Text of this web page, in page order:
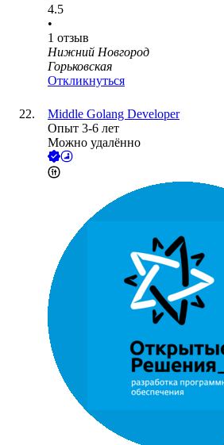
4.5
•
1 отзыв
Нижний Новгород
Горьковская
Откликнуться
Middle Golang Developer
Опыт 3-6 лет
Можно удалённо